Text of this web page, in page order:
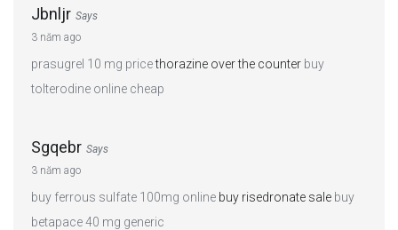
Jbnljr Says
3 năm ago
prasugrel 10 mg pricethorazine over the counter buy
tolterodine online cheap
Sgqebr Says
3 năm ago
buy ferrous sulfate 100mg online buy risedronate sale buy
betapace 40 mg generic